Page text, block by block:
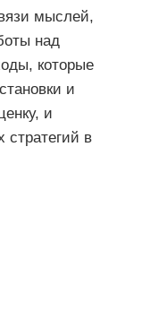
мыслей,
над
которые
и
и
стратегий в